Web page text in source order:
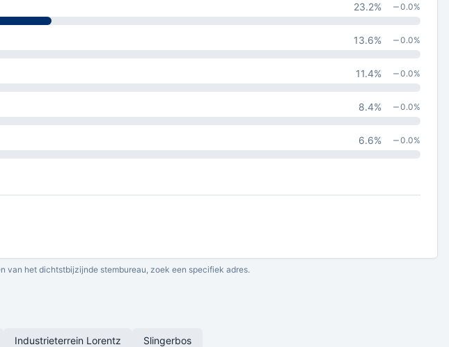
23.2% 0.0%
13.6% 0.0%
11.4% 0.0%
8.4% 0.0%
6.6% 0.0%
het dichtstbijzijnde stembureau, zoek een specifiek adres.
Industrieterrein Lorentz Slingerbos